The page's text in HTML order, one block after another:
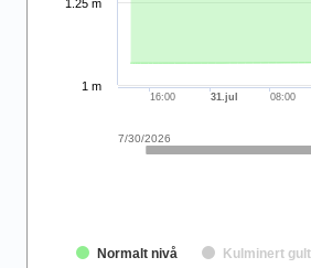
7/30/2026
Normalt nivå Kulminert
16:00 31.jul 08:00
1 m
1.25 m